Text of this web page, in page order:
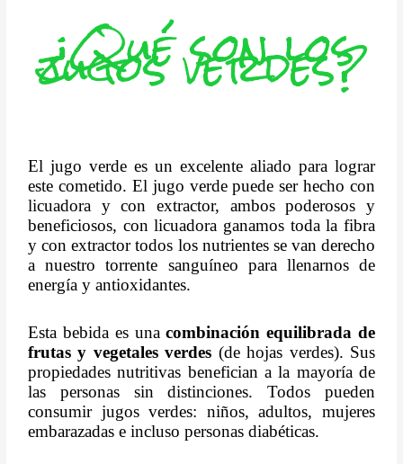
¿Qué son los
jugos verdes?
El jugo verde es un excelente aliado para lograr
este cometido. El jugo verde puede ser hecho con
licuadora y con extractor, ambos poderosos y
beneficiosos, con licuadora ganamos toda la fibra
y con extractor todos los nutrientes se van derecho
a nuestro torrente sanguíneo para llenarnos de
energía y antioxidantes.
Esta bebida es unacombinación equilibrada de
frutas y vegetales verdes (de hojas verdes). Sus
propiedades nutritivas benefician a la mayoría de
las personas sin distinciones. Todos pueden
consumir jugos verdes: niños, adultos, mujeres
embarazadas e incluso personas diabéticas.